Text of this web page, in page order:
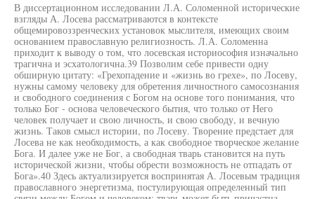
В диссертационном исследовании Л.А. Соломенной исторические
взгляды А. Лосева рассматриваются в контексте
общемировоззренческих установок мыслителя, имеющих своим
основанием православную религиозность. Л.А. Соломенна
приходит к выводу о том, что лосевская историософия изначально
трагична и эсхатологична.39 Позволим себе привести одну
обширную цитату: «Грехопадение и «жизнь во грехе», по Лосеву,
нужны самому человеку для обретения личностного самосознания
и свободного соединения с Богом на основе того понимания, что
только Бог - основа человеческого бытия, что только от Него
человек получает и свою личность, и свою свободу, и вечную
жизнь. Таков смысл истории, по Лосеву. Творение предстает для
Лосева не как необходимость, а как свободное творческое желание
Бога. И далее уже не Бог, а свободная тварь становится на путь
исторической жизни, чтобы обрести возможность не отпадать от
Бога».40 Здесь актуализируется воспринятая А. Лосевым традиция
православного энергетизма, постулирующая определенный тип